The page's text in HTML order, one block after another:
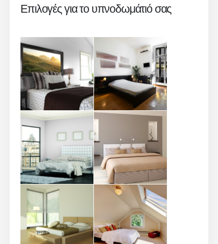
Επιλογές για το υπνοδωμάτιό σας